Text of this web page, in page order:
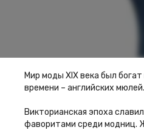
Мир моды XIX века был
времени – английских
Викторианская эпоха
фаворитами среди модниц.